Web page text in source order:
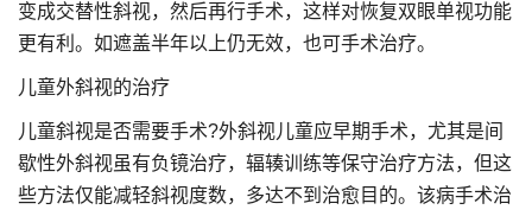
变成交替性斜视，然后再行手术，这样对恢复双眼单视功能
更有利。如遮盖半年以上仍无效，也可手术治疗。
儿童外斜视的治疗
儿童斜视是否需要手术?外斜视儿童应早期手术，尤其是间
歇性外斜视虽有负镜治疗，辐辏训练等保守治疗方法，但这
些方法仅能减轻斜视度数，多达不到治愈目的。该病手术治